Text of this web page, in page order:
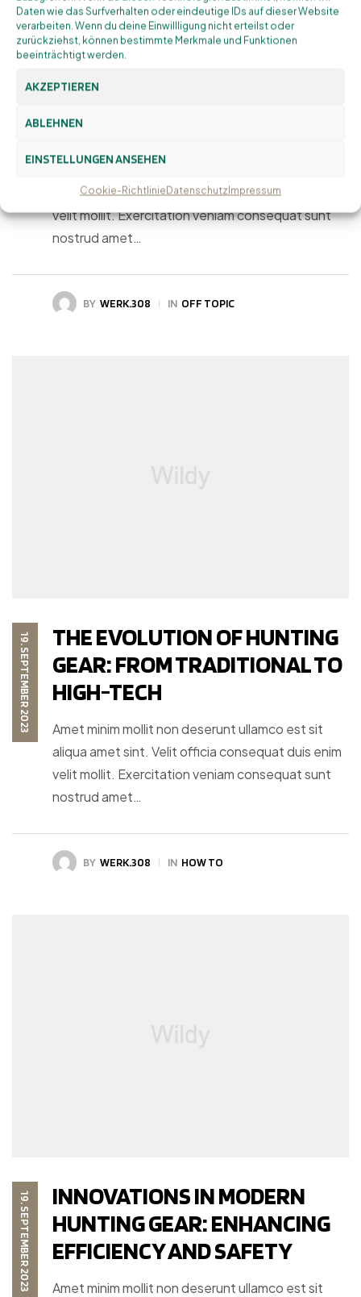
Daten wie das Surfverhalten oder eindeutige IDs auf dieser Website
verarbeiten. Wenn du deine Einwillligung nicht erteilst oder
zurückziehst, können bestimmte Merkmale und Funktionen
beeinträchtigt werden.
AKZEPTIEREN
ABLEHNEN
EINSTELLUNGEN ANSEHEN
Cookie-RichtlinieDatenschutzImpressum
19. SEPTEMBER 2023
HUNTING GEAR FOR EVERY
YOURSELF FOR SUCCESS
Amet minim mollit non deserunt ullamco est sit
aliqua amet sint. Velit officia consequat duis enim
velit mollit. Exercitation veniam consequat sunt
nostrud amet…
BY WERK.308 IN OFF TOPIC
19. SEPTEMBER 2023
THE EVOLUTION OF HUNTING
GEAR: FROM TRADITIONAL TO
HIGH-TECH
Amet minim mollit non deserunt ullamco est sit
aliqua amet sint. Velit officia consequat duis enim
velit mollit. Exercitation veniam consequat sunt
nostrud amet…
BY WERK.308 IN HOW TO
19. SEPTEMBER 2023
INNOVATIONS IN MODERN
HUNTING GEAR: ENHANCING
EFFICIENCY AND SAFETY
Amet minim mollit non deserunt ullamco est sit